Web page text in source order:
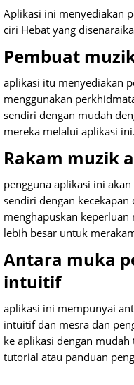
Aplikasi ini menyediakan
ciri Hebat yang
Pembuat
aplikasi itu menyediakan
menggunakan
sendiri dengan mudah
mereka melalui aplikasi ini.
Rakam muzik
pengguna aplikasi ini
sendiri dengan
menghapuskan
lebih besar untuk
Antara muka
intuitif
aplikasi ini mempunyai
intuitif dan mesra dan
ke aplikasi dengan
tutorial atau panduan